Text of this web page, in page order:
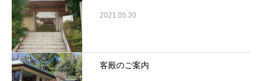
2021.05.20
客殿のご案内